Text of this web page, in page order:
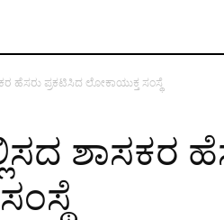
ಹೆಸರು ಪ್ರಕಟಿಸಿದ ಲೋಕಾಯುಕ್ತ ಸಂಸ್ಥೆ
ಶಾಸಕರ